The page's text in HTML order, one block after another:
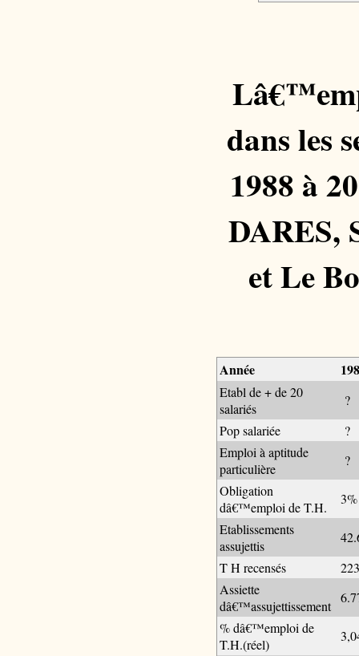
dans les
1988 à
DARES,
et Le
Année
Etabl de + de 20
salariés
?
Pop salariée
?
Emploi à aptitude
particulière
?
Obligation
dâ€™emploi de T.H.
3%
Etablissements
assujettis
T H recensés
Assiette
dâ€™assujettissement
% dâ€™emploi de
T.H.(réel)